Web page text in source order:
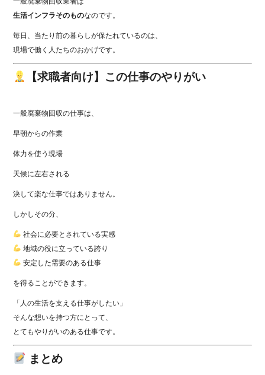
生活インフラそのものなのです。
毎日、当たり前の暮らしが保たれているのは、
現場で働く人たちのおかげです。
【求職者向け】この仕事のやりがい
一般廃棄物回収の仕事は、
早朝からの作業
体力を使う現場
天候に左右される
決して楽な仕事ではありません。
しかしその分、
社会に必要とされている実感
地域の役に立っている誇り
安定した需要のある仕事
を得ることができます。
「人の生活を支える仕事がしたい」
そんな想いを持つ方にとって、
とてもやりがいのある仕事です。
まとめ